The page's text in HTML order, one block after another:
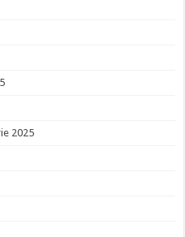
2025